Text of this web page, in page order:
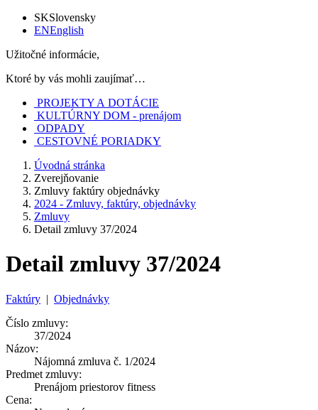
SKSlovensky
ENEnglish
Užitočné informácie,
Ktoré by vás mohli zaujímať…
PROJEKTY A DOTÁCIE
KULTÚRNY DOM - prenájom
ODPADY
CESTOVNÉ PORIADKY
Úvodná stránka
Zverejňovanie
Zmluvy faktúry objednávky
2024 - Zmluvy, faktúry, objednávky
Zmluvy
Detail zmluvy 37/2024
Detail zmluvy 37/2024
Faktúry | Objednávky
Číslo zmluvy:
37/2024
Názov:
Nájomná zmluva č. 1/2024
Predmet zmluvy:
Prenájom priestorov fitness
Cena: